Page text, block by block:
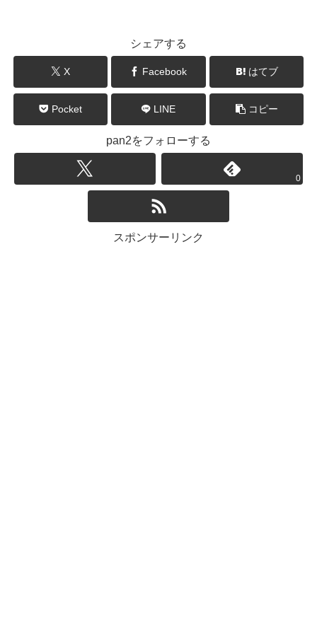
シェアする
X Facebook はてブ
Pocket LINE コピー
pan2をフォローする
0
スポンサーリンク